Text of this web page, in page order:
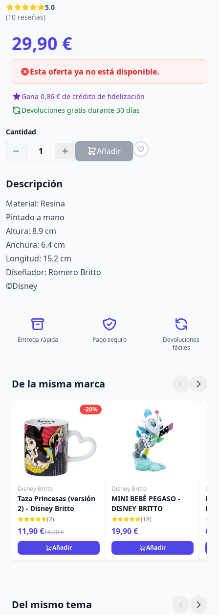
5.0
(10 reseñas)
29,90 €
Esta oferta ya no está disponible.
Gana 0,86 € de crédito de fidelización
Devoluciones gratis durante 30 días
Cantidad
1 Añadir
Descripción
Material: Resina
Pintado a mano
Altura: 8.9 cm
Anchura: 6.4 cm
Longitud: 15.2 cm
Diseñador: Romero Britto
©Disney
Entrega rápida Pago seguro
Devoluciones
fáciles
De la misma marca
-20%
Disney Britto
Taza Princesas (versión
2) - Disney Britto
(2)
11,90 €14,90 €
Añadir
Disney Britto
MINI BEBÉ PEGASO -
DISNEY BRITTO
(18)
19,90 €
Añadir
Del mismo tema